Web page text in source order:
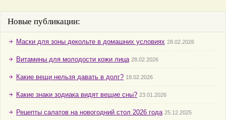
Новые публикации:
Маски для зоны декольте в домашних условиях 28.02.2026
Витамины для молодости кожи лица 28.02.2026
Какие вещи нельзя давать в долг? 18.02.2026
Какие знаки зодиака видят вещие сны? 23.01.2026
Рецепты салатов на новогодний стол 2026 года 25.12.2025